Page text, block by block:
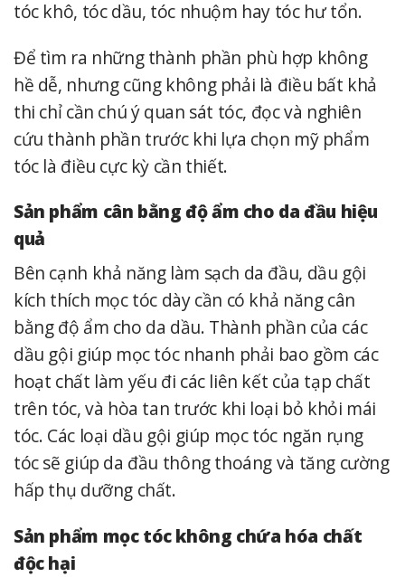
tóc khô, tóc dầu, tóc nhuộm hay tóc hư tổn.
Để tìm ra những thành phần phù hợp không
hề dễ, nhưng cũng không phải là điều bất khả
thi chỉ cần chú ý quan sát tóc, đọc và nghiên
cứu thành phần trước khi lựa chọn mỹ phẩm
tóc là điều cực kỳ cần thiết.
Sản phẩm cân bằng độ ẩm cho da đầu hiệu
quả
Bên cạnh khả năng làm sạch da đầu, dầu gội
kích thích mọc tóc dày cần có khả năng cân
bằng độ ẩm cho da dầu. Thành phần của các
dầu gội giúp mọc tóc nhanh phải bao gồm các
hoạt chất làm yếu đi các liên kết của tạp chất
trên tóc, và hòa tan trước khi loại bỏ khỏi mái
tóc. Các loại dầu gội giúp mọc tóc ngăn rụng
tóc sẽ giúp da đầu thông thoáng và tăng cường
hấp thụ dưỡng chất.
Sản phẩm mọc tóc không chứa hóa chất
độc hại